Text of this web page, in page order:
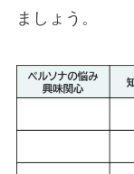
ましょう。